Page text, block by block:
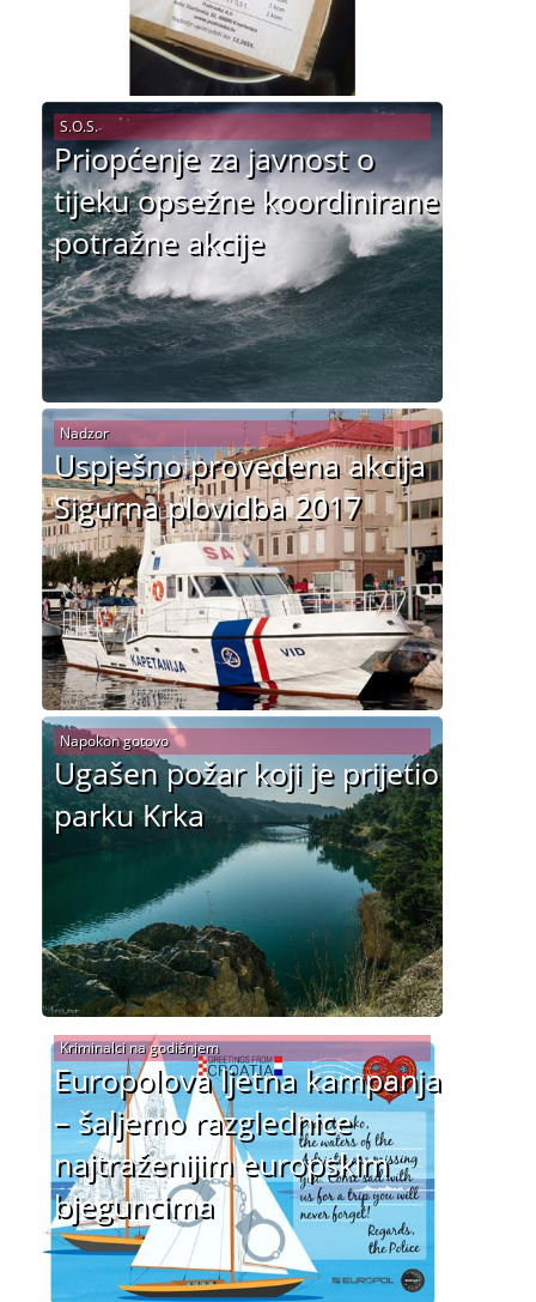
Priopćenje za javnost o
tijeku opsežne koordinirane
potražne akcije
S.O.S.
Uspješno provedena akcija
Sigurna plovidba 2017
Nadzor
Ugašen požar koji je prijetio
parku Krka
Napokon gotovo
Europolova ljetna kampanja
– šaljemo razglednice
najtraženijim europskim
bjeguncima
Kriminalci na godišnjem